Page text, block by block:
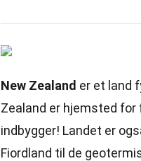
New Zealand er et land
Zealand er hjemsted for
indbygger! Landet er
Fiordland til de